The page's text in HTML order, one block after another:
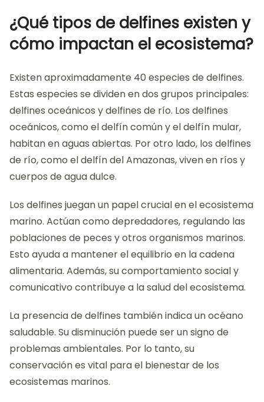
¿Qué tipos de delfines existen y
cómo impactan el ecosistema?
Existen aproximadamente 40 especies de delfines.
Estas especies se dividen en dos grupos principales:
delfines oceánicos y delfines de río. Los delfines
oceánicos, como el delfín común y el delfín mular,
habitan en aguas abiertas. Por otro lado, los delfines
de río, como el delfín del Amazonas, viven en ríos y
cuerpos de agua dulce.
Los delfines juegan un papel crucial en el ecosistema
marino. Actúan como depredadores, regulando las
poblaciones de peces y otros organismos marinos.
Esto ayuda a mantener el equilibrio en la cadena
alimentaria. Además, su comportamiento social y
comunicativo contribuye a la salud del ecosistema.
La presencia de delfines también indica un océano
saludable. Su disminución puede ser un signo de
problemas ambientales. Por lo tanto, su
conservación es vital para el bienestar de los
ecosistemas marinos.